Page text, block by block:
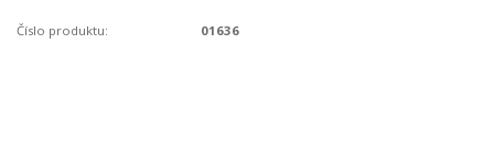
Číslo produktu: 01636